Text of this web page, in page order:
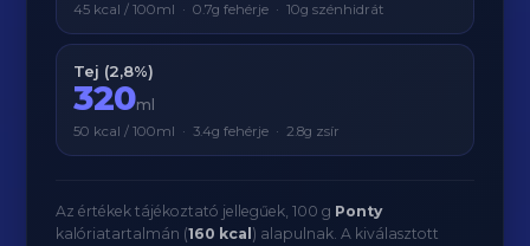
45 kcal / 100ml · 0.7g fehérje · 10g szénhidrát
Tej (2,8%)
320ml
50 kcal / 100ml · 3.4g fehérje · 2.8g zsír
Az értékek tájékoztató jellegűek, 100 g Ponty
kalóriatartalmán (160 kcal ) alapulnak. A kiválasztott